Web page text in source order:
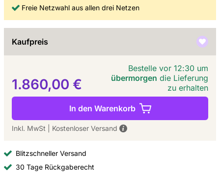
Freie Netzwahl aus allen drei Netzen
Kaufpreis
1.860,00 €
Bestelle vor 12:30 um
übermorgen die Lieferung
zu erhalten
In den Warenkorb
Inkl. MwSt Kostenloser Versand
Blitzschneller Versand
30 Tage Rückgaberecht